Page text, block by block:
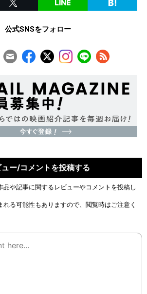
公式SNSをフォロー
ュー/コメントを投稿する
品や記事に関するレビューやコメントを投稿し
る可能性もありますので、閲覧時はご注意く